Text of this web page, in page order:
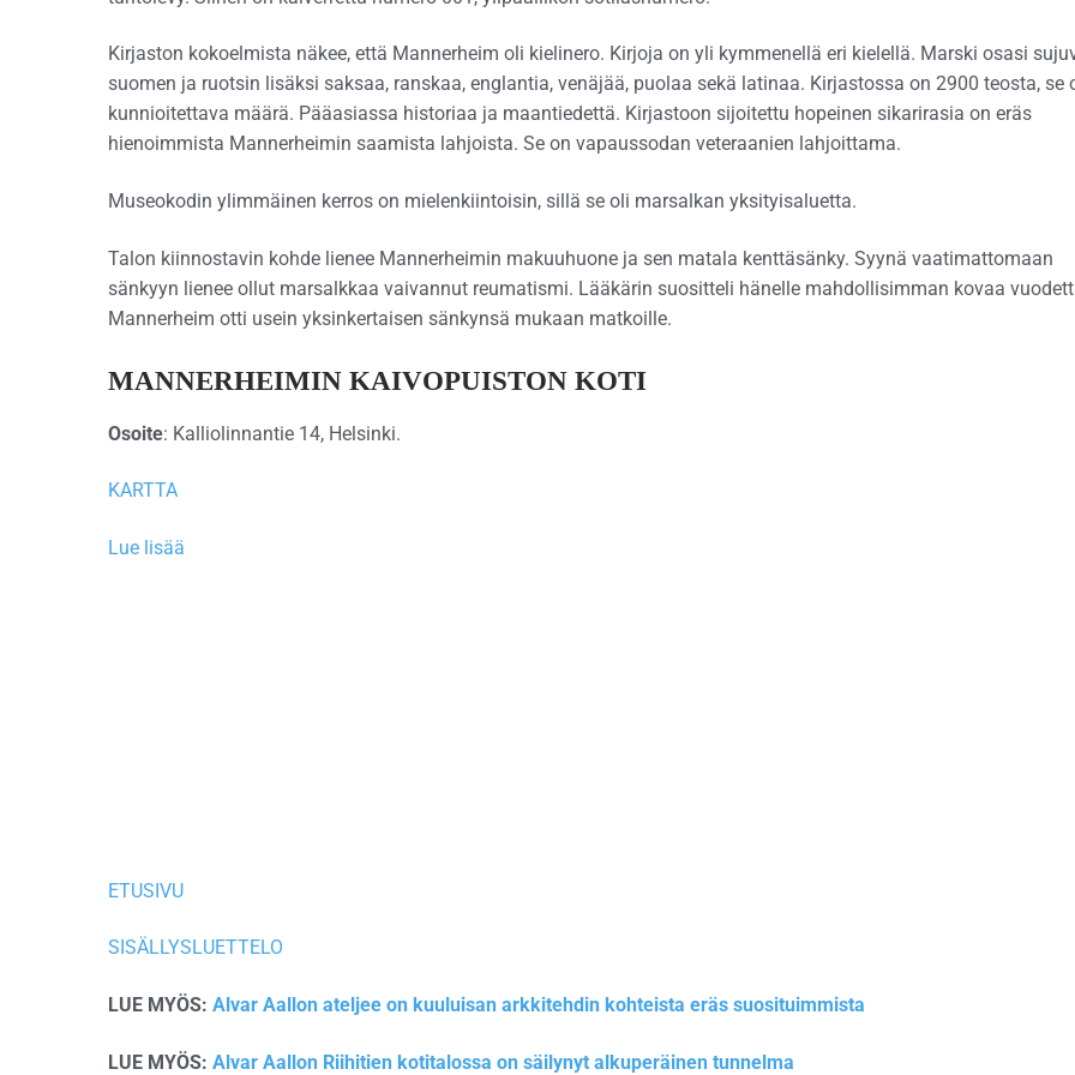
Kirjaston kokoelmista näkee, että Mannerheim oli kielinero. Kirjoja on yli kymmenellä eri kielellä. Marski osasi
suomen ja ruotsin lisäksi saksaa, ranskaa, englantia, venäjää, puolaa sekä latinaa. Kirjastossa on 2900 teosta, se
kunnioitettava määrä. Pääasiassa historiaa ja maantiedettä. Kirjastoon sijoitettu hopeinen sikarirasia on eräs
hienoimmista Mannerheimin saamista lahjoista. Se on vapaussodan veteraanien lahjoittama.
Museokodin ylimmäinen kerros on mielenkiintoisin, sillä se oli marsalkan yksityisaluetta.
Talon kiinnostavin kohde lienee Mannerheimin makuuhuone ja sen matala kenttäsänky. Syynä vaatimattomaan
sänkyyn lienee ollut marsalkkaa vaivannut reumatismi. Lääkärin suositteli hänelle mahdollisimman kovaa
Mannerheim otti usein yksinkertaisen sänkynsä mukaan matkoille.
MANNERHEIMIN KAIVOPUISTON KOTI
Osoite: Kalliolinnantie 14, Helsinki.
KARTTA
Lue lisää
ETUSIVU
SISÄLLYSLUETTELO
LUE MYÖS: Alvar Aallon ateljee on kuuluisan arkkitehdin kohteista eräs suosituimmista
LUE MYÖS: Alvar Aallon Riihitien kotitalossa on säilynyt alkuperäinen tunnelma